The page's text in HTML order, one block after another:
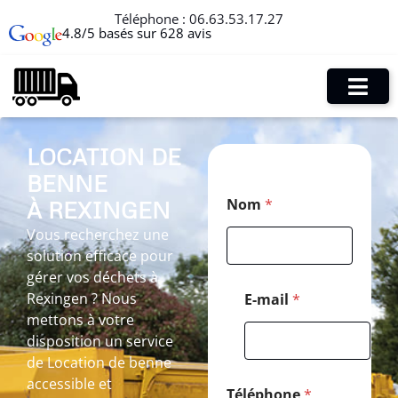
Téléphone : 06.63.53.17.27
4.8/5 basés sur 628 avis
LOCATION DE
BENNE
À REXINGEN
Vous recherchez une
solution efficace pour
gérer vos déchets à
Rexingen ? Nous
mettons à votre
disposition un service
de Location de benne
accessible et
Nom *
E-mail *
é
p
h
o
n
e
P
o
s
t